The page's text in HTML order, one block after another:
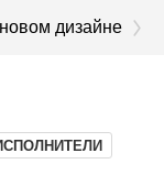
дизайне